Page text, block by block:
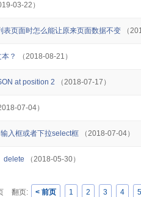
03-22）
页面时怎么能让原来页面数据不变 （
？ （2018-08-21）
at position 2 （2018-07-17）
07-04）
入框或者下拉select框 （2018-07-04）
delete （2018-05-30）
翻页: < 前页 1 2 3 4 5